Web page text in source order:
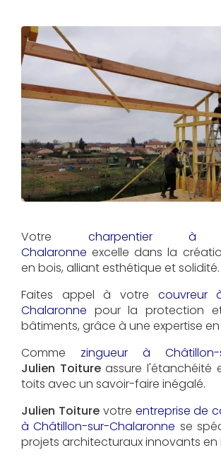
Votre charpentier à
Chalaronne excelle dans la
en bois, alliant esthétique et solidité.
Faites appel à votre couvreur
Chalaronne pour la protection
bâtiments, grâce à une expertise
Comme zingueur à Châtillon-
Julien Toitureassure l'étanchéité
toits avec un savoir-faire inégalé.
Julien Toiture votre entreprise de
à Châtillon-sur-Chalaronne se
projets architecturaux innovants en